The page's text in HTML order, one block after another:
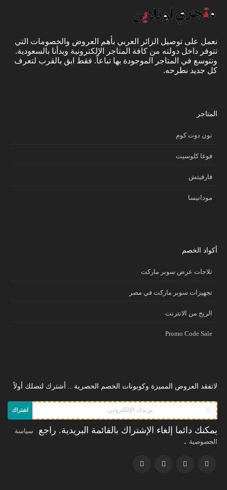
نعمل على توصيل الزائر العربي بأهم العروض والخصومات التي
تتوفر داخل دولته من كافة المتاجر الإلكترونية وبدأنا بالسعودية.
ونتوسع في المتاجر الموجودة بها تباعاً. فقط ابق بالقرب لتعرف
كل جديد نطرحه.
المتاجر
نون دوت كوم
فوغا كلوسيت
فارفيتش
مودانيسا
أكواد الخصم
ثلاجات عرض سوبر ماركت
تجهيزات سوبر ماركت في مصر
الريح من الانترنت
Promo Code Sale
لاتفقد العروض المميزة وكوبونات الخصم الحصرية .. أشترك لتصلك أولاً
اشتراك
يمكنك دائما إلغاء الإشتراك بالقائمة البريدية. راجع
سياسة
الخصوصية .